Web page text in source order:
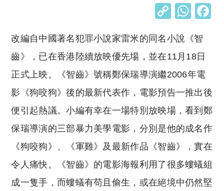
C
p
y
Li
n
k
W
at
s
A
p
p
改編自中國著名犯罪小說家雷米的同名小說《智
齒》，已在香港陸續放映優先場，並在11月18日
正式上映。《智齒》號稱鄭保瑞導演繼2006年電
影《狗咬狗》後的最新代表作，電影預告一推出後
便引起熱議。小編有幸在一場特別放映場，看到鄭
保瑞導演的三部暴力美學電影，分別是他的成名作
《狗咬狗》、《軍雞》及最新作品《智齒》，實在
令人痛快。《智齒》的電影海報利用了很多螻蟻組
成一隻手，而螻蟻有苟且偷生，或在絕境中仍然堅